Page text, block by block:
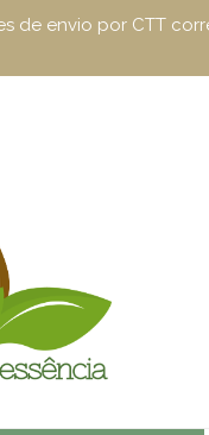
de envio por CTT